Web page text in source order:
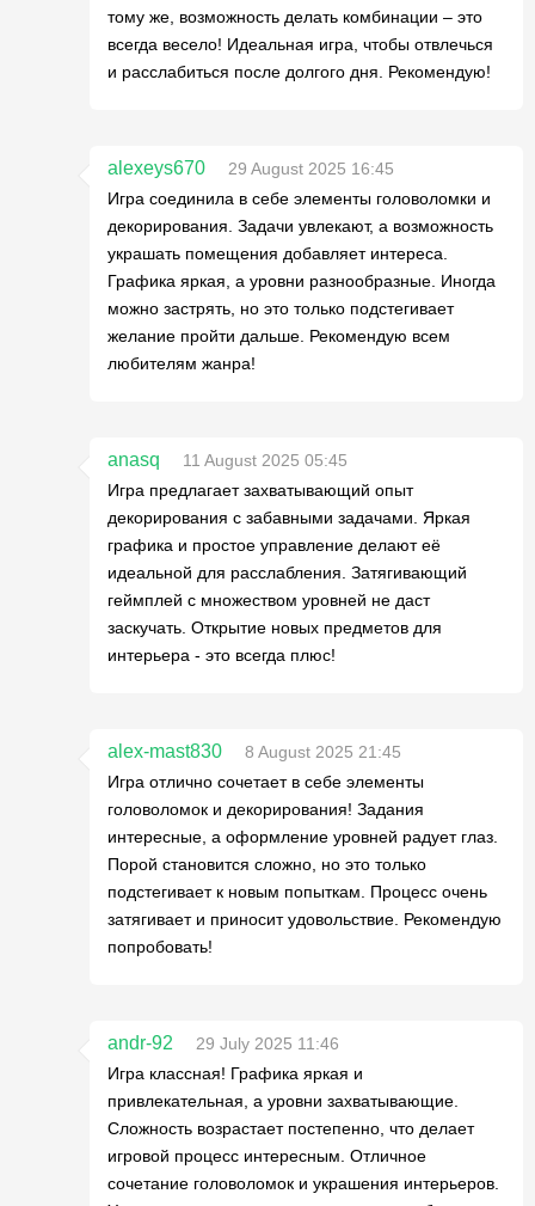
тому же, возможность делать комбинации – это
всегда весело! Идеальная игра, чтобы отвлечься
и расслабиться после долгого дня. Рекомендую!
alexeys670
29 August 2025 16:45
Игра соединила в себе элементы головоломки и
декорирования. Задачи увлекают, а возможность
украшать помещения добавляет интереса.
Графика яркая, а уровни разнообразные. Иногда
можно застрять, но это только подстегивает
желание пройти дальше. Рекомендую всем
любителям жанра!
anasq
11 August 2025 05:45
Игра предлагает захватывающий опыт
декорирования с забавными задачами. Яркая
графика и простое управление делают её
идеальной для расслабления. Затягивающий
геймплей с множеством уровней не даст
заскучать. Открытие новых предметов для
интерьера - это всегда плюс!
alex-mast830
8 August 2025 21:45
Игра отлично сочетает в себе элементы
головоломок и декорирования! Задания
интересные, а оформление уровней радует глаз.
Порой становится сложно, но это только
подстегивает к новым попыткам. Процесс очень
затягивает и приносит удовольствие. Рекомендую
попробовать!
andr-92
29 July 2025 11:46
Игра классная! Графика яркая и
привлекательная, а уровни захватывающие.
Сложность возрастает постепенно, что делает
игровой процесс интересным. Отличное
сочетание головоломок и украшения интерьеров.